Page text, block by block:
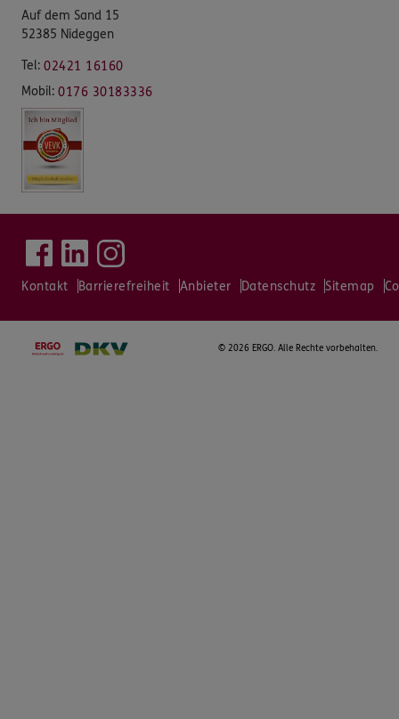
Auf dem Sand 15
52385 Nideggen
Tel: 02421 16160
Mobil: 0176 30183336
Kontakt Barrierefreiheit Anbieter Datenschutz Sitemap
© 2026 ERGO. Alle Rechte vorbehalten.